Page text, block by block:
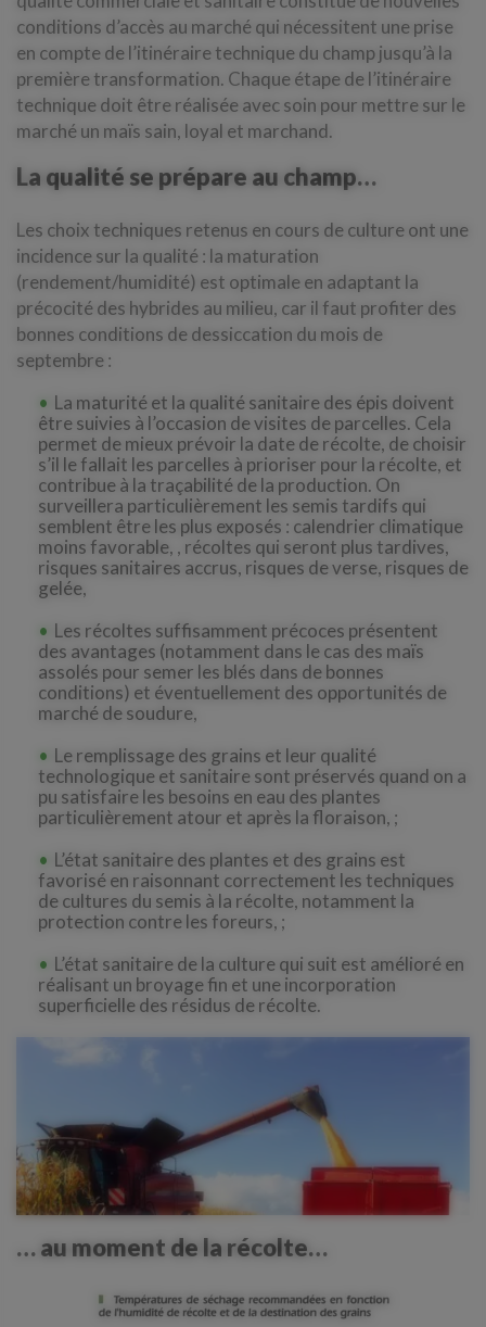
conditions d’accès au marché qui nécessitent une prise
en compte de l’itinéraire technique du champ jusqu’à la
première transformation. Chaque étape de l’itinéraire
technique doit être réalisée avec soin pour mettre sur le
marché un maïs sain, loyal et marchand.
La qualité se prépare au champ…
Les choix techniques retenus en cours de culture ont une
incidence sur la qualité : la maturation
(rendement/humidité) est optimale en adaptant la
précocité des hybrides au milieu, car il faut profiter des
bonnes conditions de dessiccation du mois de
septembre :
La maturité et la qualité sanitaire des épis doivent
être suivies à l’occasion de visites de parcelles. Cela
permet de mieux prévoir la date de récolte, de choisir
s’il le fallait les parcelles à prioriser pour la récolte, et
contribue à la traçabilité de la production. On
surveillera particulièrement les semis tardifs qui
semblent être les plus exposés : calendrier climatique
moins favorable, , récoltes qui seront plus tardives,
risques sanitaires accrus, risques de verse, risques de
gelée,
Les récoltes suffisamment précoces présentent
des avantages (notamment dans le cas des maïs
assolés pour semer les blés dans de bonnes
conditions) et éventuellement des opportunités de
marché de soudure,
Le remplissage des grains et leur qualité
technologique et sanitaire sont préservés quand on a
pu satisfaire les besoins en eau des plantes
particulièrement atour et après la floraison, ;
L’état sanitaire des plantes et des grains est
favorisé en raisonnant correctement les techniques
de cultures du semis à la récolte, notamment la
protection contre les foreurs, ;
L’état sanitaire de la culture qui suit est amélioré en
réalisant un broyage fin et une incorporation
superficielle des résidus de récolte.
… au moment de la récolte…